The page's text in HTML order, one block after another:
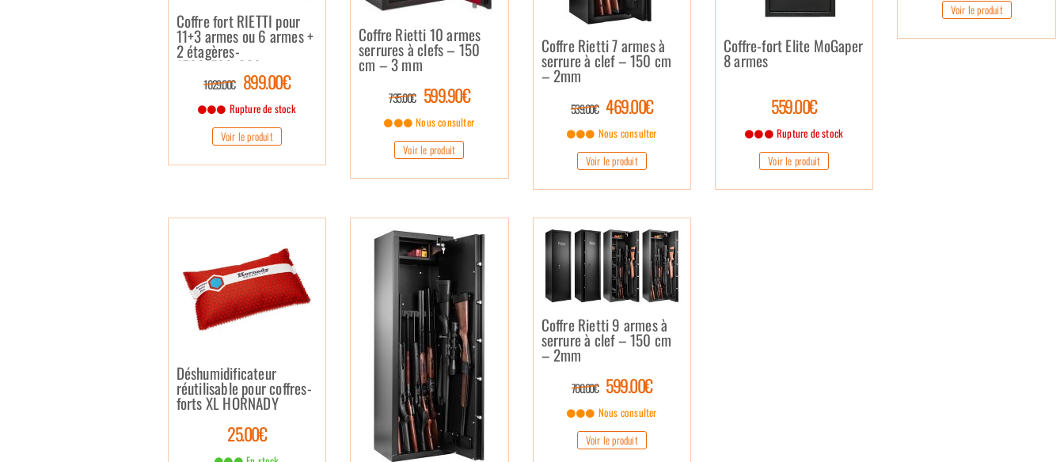
Coffre fort RIETTI pour
11+3 armes ou 6 armes +
2 étagères-
1500x700x330 mm –
Porte et parois 3 mm à
1 029.00€ 899.00€
Rupture de stock
Voir le produit
Coffre Rietti 10 armes
serrures à clefs – 150
cm – 3 mm
735.00€ 599.90€
Nous consulter
Voir le produit
Coffre Rietti 7 armes à
serrure à clef – 150 cm
– 2mm
539.00€ 469.00€
Nous consulter
Voir le produit
Coffre-fort Elite MoGaper
8 armes
559.00€
Rupture de stock
Voir le produit
Voir le produit
Déshumidificateur
réutilisable pour coffres-
forts XL HORNADY
25.00€
Coffre Rietti 9 armes à
serrure à clef – 150 cm
– 2mm
700.00€ 599.00€
Nous consulter
Voir le produit